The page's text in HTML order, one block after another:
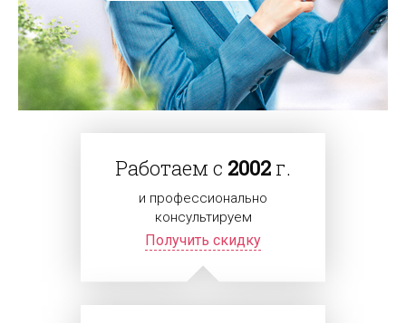
Работаем с 2002 г.
и профессионально
консультируем
Получить скидку